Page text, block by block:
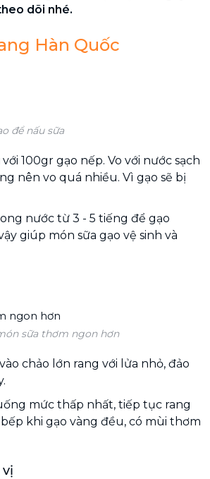
dõi nhé.
Hàn Quốc
để nấu sữa
100gr gạo nếp. Vo với nước sạch
nên vo quá nhiều. Vì gạo sẽ bị
nước từ 3 - 5 tiếng để gạo
giúp món sữa gạo vệ sinh và
sữa thơm ngon hơn
chảo lớn rang với lửa nhỏ, đảo
mức thấp nhất, tiếp tục rang
khi gạo vàng đều, có mùi thơm